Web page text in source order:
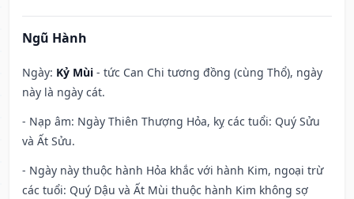
Ngũ Hành
Ngày: Kỷ Mùi - tức Can Chi tương đồng (cùng Thổ), ngày
này là ngày cát.
- Nạp âm: Ngày Thiên Thượng Hỏa, kỵ các tuổi: Quý Sửu
và Ất Sửu.
- Ngày này thuộc hành Hỏa khắc với hành Kim, ngoại trừ
các tuổi: Quý Dậu và Ất Mùi thuộc hành Kim không sợ